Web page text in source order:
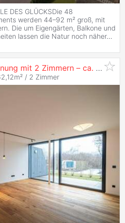
DES GLÜCKSDie 48
werden 44–92 m² groß, mit
Die um Eigengärten, Balkone und
lassen die Natur noch näher...
Charmante Gartenwohnung mit 2 Zimmern – ca. 62,12 m² Wohnfläche & 21,00 m² Garten PROVISIONSFREI
/ 2 Zimmer